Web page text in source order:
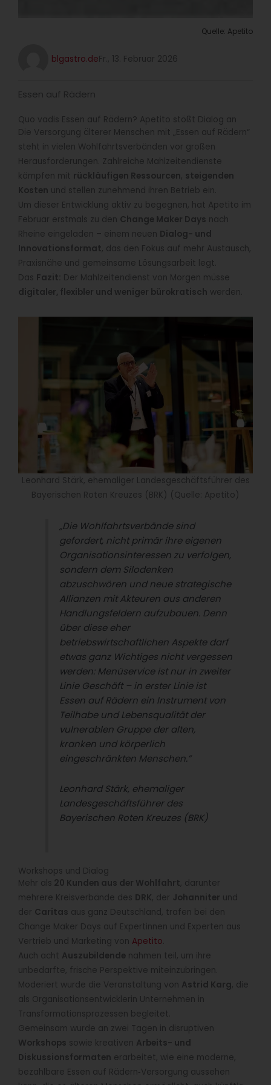
Quelle: Apetito
blgastro.deFr., 13. Februar 2026
Essen auf Rädern
Quo vadis Essen auf Rädern? Apetito stößt Dialog an
Die Versorgung älterer Menschen mit „Essen auf Rädern“
steht in vielen Wohlfahrtsverbänden vor großen
Herausforderungen. Zahlreiche Mahlzeitendienste
kämpfen mit rückläufigen Ressourcen, steigenden
Kosten und stellen zunehmend ihren Betrieb ein.
Um dieser Entwicklung aktiv zu begegnen, hat Apetito im
Februar erstmals zu den Change Maker Days nach
Rheine eingeladen – einem neuen Dialog- und
Innovationsformat, das den Fokus auf mehr Austausch,
Praxisnähe und gemeinsame Lösungsarbeit legt.
Das Fazit: Der Mahlzeitendienst von Morgen müsse
digitaler, flexibler und weniger bürokratisch werden.
Leonhard Stärk, ehemaliger Landesgeschäftsführer des
Bayerischen Roten Kreuzes (BRK) (Quelle: Apetito)
„Die Wohlfahrtsverbände sind
gefordert, nicht primär ihre eigenen
Organisationsinteressen zu verfolgen,
sondern dem Silodenken
abzuschwören und neue strategische
Allianzen mit Akteuren aus anderen
Handlungsfeldern aufzubauen. Denn
über diese eher
betriebswirtschaftlichen Aspekte darf
etwas ganz Wichtiges nicht vergessen
werden: Menüservice ist nur in zweiter
Linie Geschäft – in erster Linie ist
Essen auf Rädern ein Instrument von
Teilhabe und Lebensqualität der
vulnerablen Gruppe der alten,
kranken und körperlich
eingeschränkten Menschen.”
Leonhard Stärk, ehemaliger
Landesgeschäftsführer des
Bayerischen Roten Kreuzes (BRK)
Workshops und Dialog
Mehr als 20 Kunden aus der Wohlfahrt, darunter
mehrere Kreisverbände des DRK, der Johanniter und
der Caritas aus ganz Deutschland, trafen bei den
Change Maker Days auf Expertinnen und Experten aus
Vertrieb und Marketing von Apetito
Auch acht Auszubildende nahmen teil, um ihre
unbedarfte, frische Perspektive miteinzubringen.
Moderiert wurde die Veranstaltung von Astrid Karg, die
als Organisationsentwicklerin Unternehmen in
Transformationsprozessen begleitet.
Gemeinsam wurde an zwei Tagen in disruptiven
Workshops sowie kreativen Arbeits- und
Diskussionsformaten erarbeitet, wie eine moderne,
bezahlbare Essen auf Rädern‑Versorgung aussehen